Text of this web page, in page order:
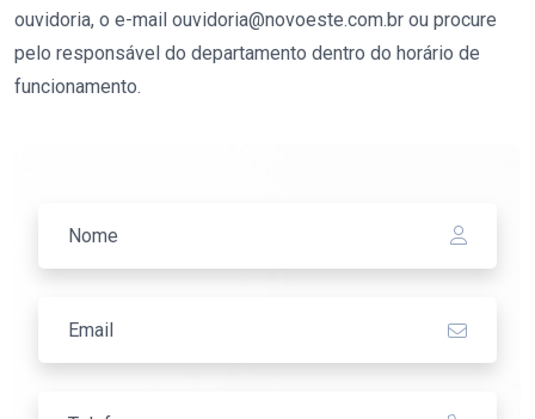
ouvidoria, o e-mail ouvidoria@novoeste.com.br ou procure
pelo responsável do departamento dentro do horário de
funcionamento.